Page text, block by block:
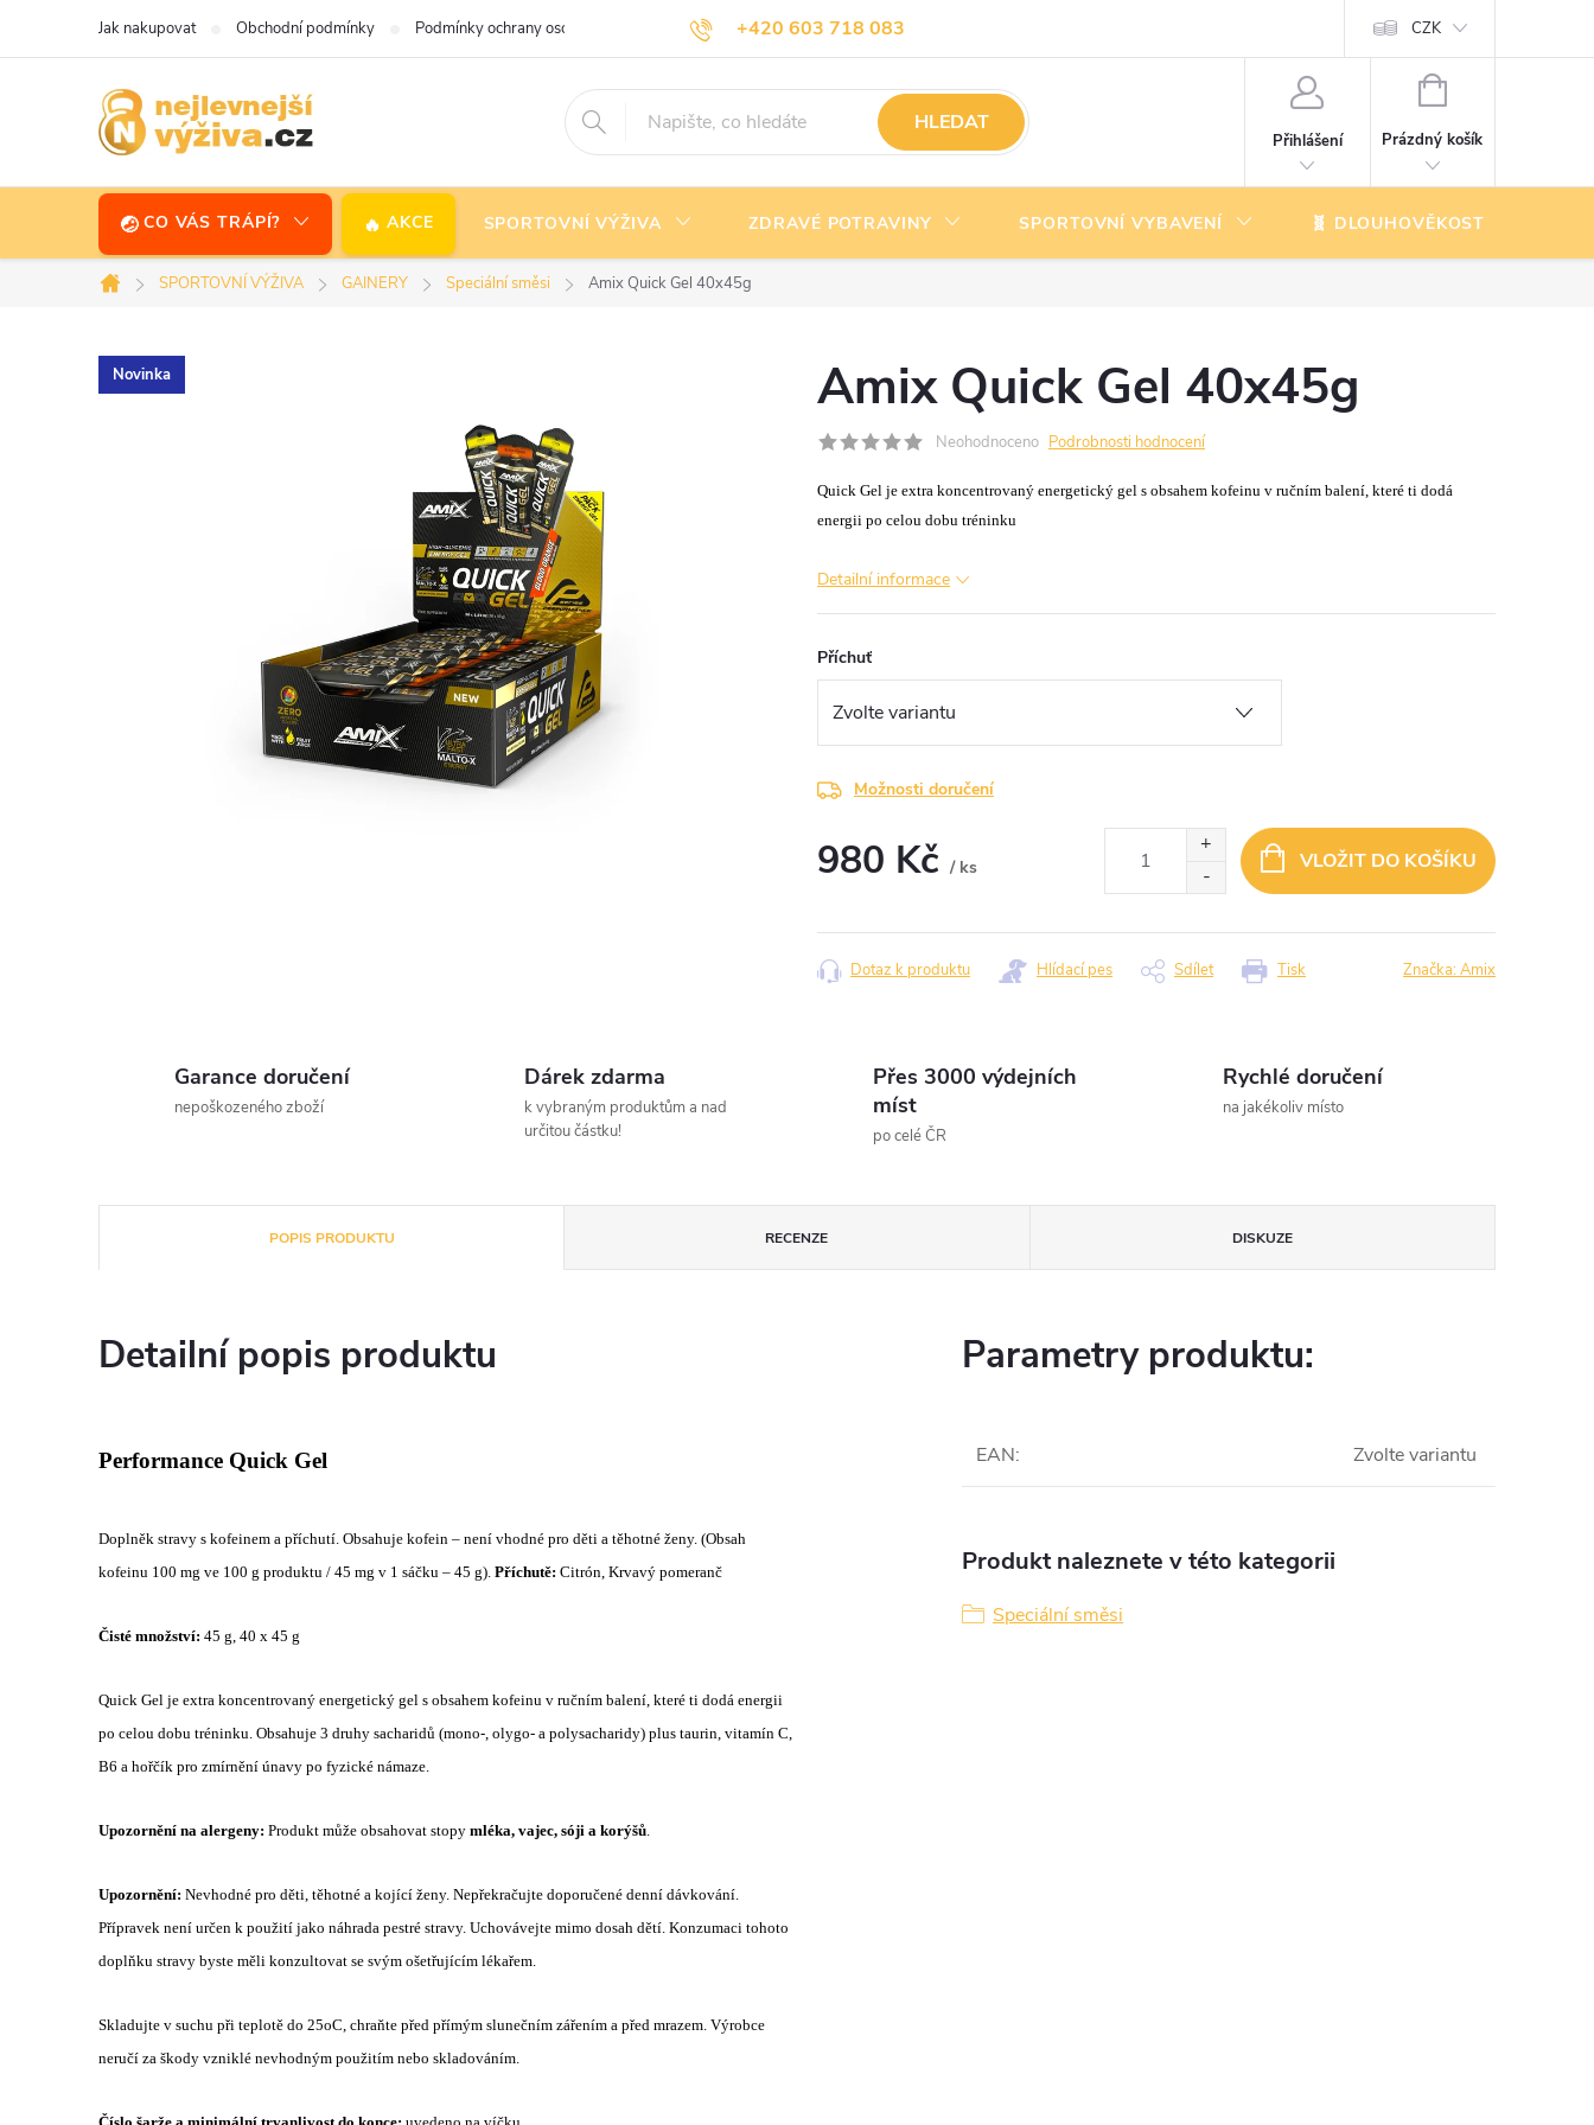
+420 603 718 083
info@nejlevnejsivyziva.cz
Jak nakupovat Obchodní podmínky Podmínky ochrany osobních údajů Doprava a platba Kontakty CZK
HLEDAT
Přihlášení
NÁKUPNÍ
Prázdný košík
CO VÁS TRÁPÍ? AKCE SPORTOVNÍ VÝŽIVA ZDRAVÉ POTRAVINY SPORTOVNÍ VYBAVENÍ 🧬 DLOUHOVĚKOST
Domů
SPORTOVNÍ VÝŽIVA GAINERY Speciální směsi Amix Quick Gel 40x45g
Novinka Amix Quick Gel 40x45g
Neohodnoceno Podrobnosti hodnocení
Quick Gel je extra koncentrovaný energetický gel s obsahem kofeinu v ručním balení, které ti dodá
energii po celou dobu tréninku
Detailní informace
Příchuť
Možnosti doručení
980 Kč / ks
VLOŽIT DO KOŠÍKU
Tisk
Dotaz k produktu Hlídací pes Sdílet Značka:Amix
Garance doručení
nepoškozeného zboží
Dárek zdarma
k vybraným produktům a nad
určitou částku!
Přes 3000 výdejních
míst
po celé ČR
Rychlé doručení
na jakékoliv místo
POPIS PRODUKTU RECENZE DISKUZE
Detailní popis produktu
Performance Quick Gel
Doplněk stravy s kofeinem a příchutí. Obsahuje kofein – není vhodné pro děti a těhotné ženy. (Obsah
kofeinu 100 mg ve 100 g produktu / 45 mg v 1 sáčku – 45 g). Příchutě: Citrón, Krvavý pomeranč
Čisté množství: 45 g, 40 x 45 g
Quick Gel je extra koncentrovaný energetický gel s obsahem kofeinu v ručním balení, které ti dodá energii
po celou dobu tréninku. Obsahuje 3 druhy sacharidů (mono-, olygo- a polysacharidy) plus taurin, vitamín C,
B6 a hořčík pro zmírnění únavy po fyzické námaze.
Upozornění na alergeny: Produkt může obsahovat stopy mléka, vajec, sóji a korýšů.
Upozornění: Nevhodné pro děti, těhotné a kojící ženy. Nepřekračujte doporučené denní dávkování.
Přípravek není určen k použití jako náhrada pestré stravy. Uchovávejte mimo dosah dětí. Konzumaci tohoto
doplňku stravy byste měli konzultovat se svým ošetřujícím lékařem.
Skladujte v suchu při teplotě do 25oC, chraňte před přímým slunečním zářením a před mrazem. Výrobce
neručí za škody vzniklé nevhodným použitím nebo skladováním.
Parametry produktu:
EAN: Zvolte variantu
Produkt naleznete v této kategorii
Speciální směsi